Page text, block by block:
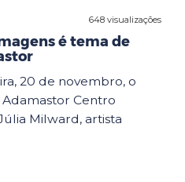
648 visualizações
é tema de
20 de novembro, o
Adamastor Centro
Milward, artista